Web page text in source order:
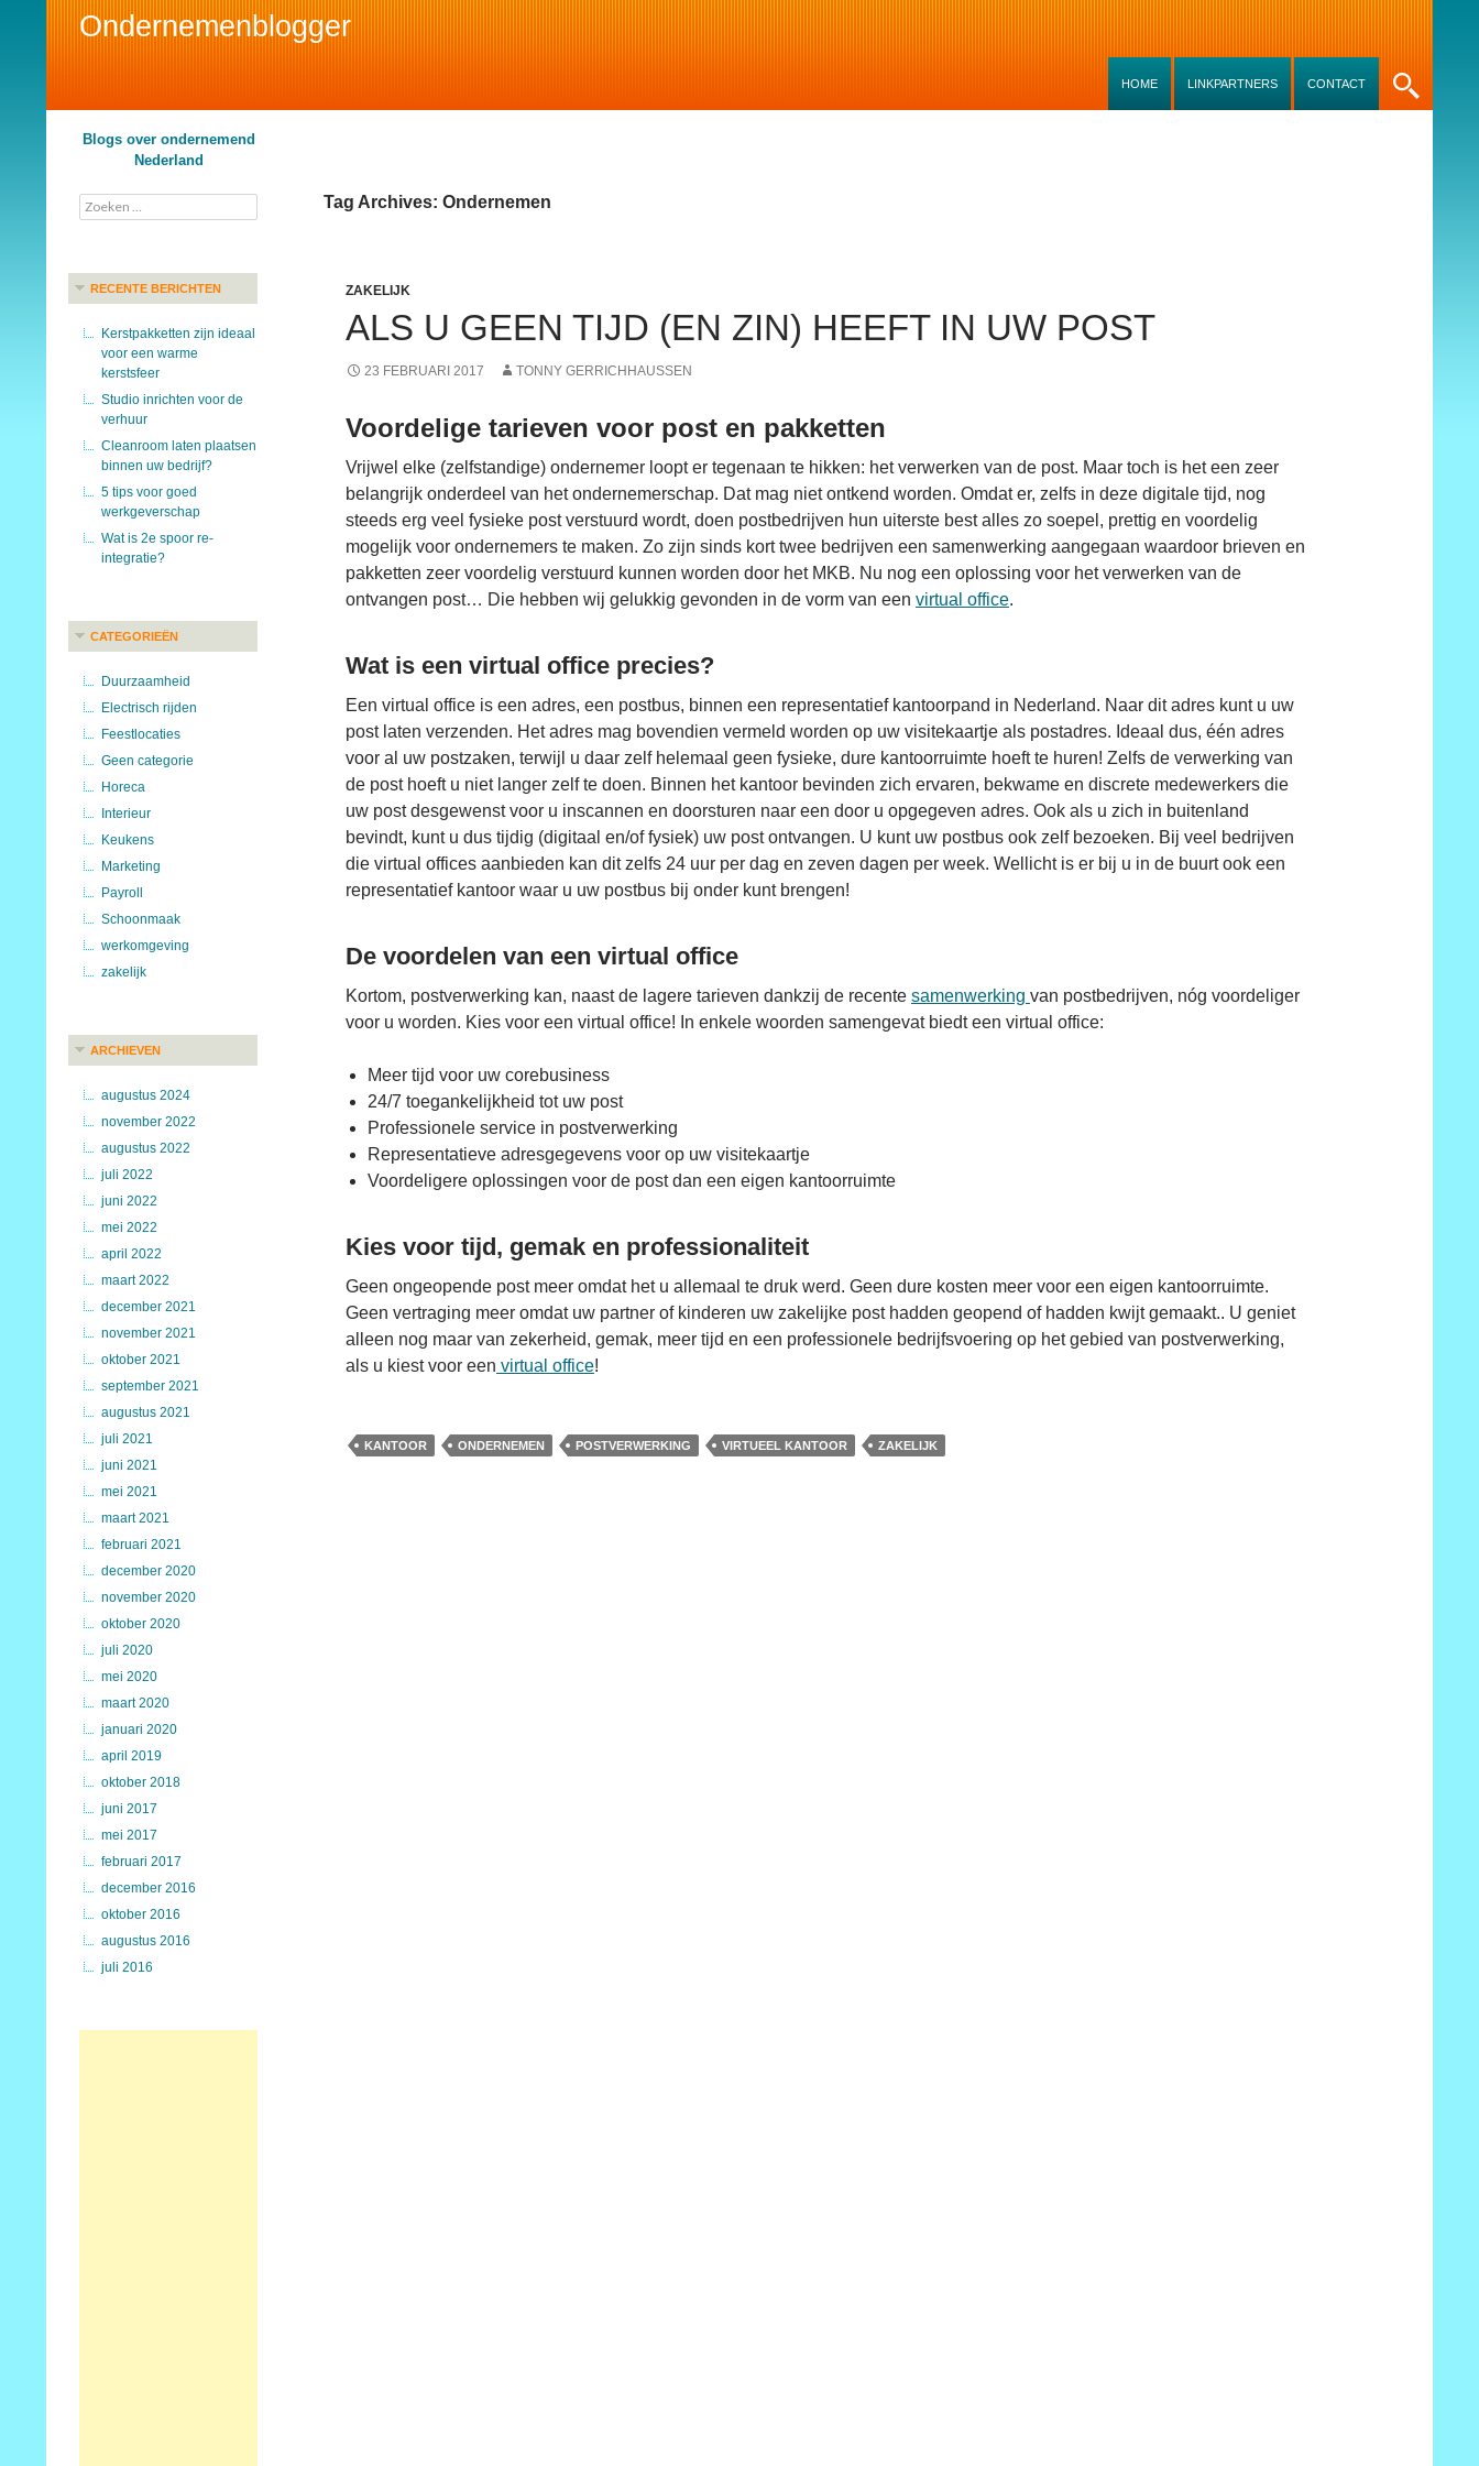
Ondernemenblogger
HOME LINKPARTNERS CONTACT
Tag Archives: Ondernemen
ZAKELIJK
ALS U GEEN TIJD (EN ZIN) HEEFT IN UW POST
23 FEBRUARI 2017 TONNY GERRICHHAUSSEN
Voordelige tarieven voor post en pakketten
Vrijwel elke (zelfstandige) ondernemer loopt er tegenaan te hikken: het verwerken van de post. Maar toch is het een zeer
belangrijk onderdeel van het ondernemerschap. Dat mag niet ontkend worden. Omdat er, zelfs in deze digitale tijd, nog
steeds erg veel fysieke post verstuurd wordt, doen postbedrijven hun uiterste best alles zo soepel, prettig en voordelig
mogelijk voor ondernemers te maken. Zo zijn sinds kort twee bedrijven een samenwerking aangegaan waardoor brieven en
pakketten zeer voordelig verstuurd kunnen worden door het MKB. Nu nog een oplossing voor het verwerken van de
ontvangen post… Die hebben wij gelukkig gevonden in de vorm van een virtual office.
Wat is een virtual office precies?
Een virtual office is een adres, een postbus, binnen een representatief kantoorpand in Nederland. Naar dit adres kunt u uw
post laten verzenden. Het adres mag bovendien vermeld worden op uw visitekaartje als postadres. Ideaal dus, één adres
voor al uw postzaken, terwijl u daar zelf helemaal geen fysieke, dure kantoorruimte hoeft te huren! Zelfs de verwerking van
de post hoeft u niet langer zelf te doen. Binnen het kantoor bevinden zich ervaren, bekwame en discrete medewerkers die
uw post desgewenst voor u inscannen en doorsturen naar een door u opgegeven adres. Ook als u zich in buitenland
bevindt, kunt u dus tijdig (digitaal en/of fysiek) uw post ontvangen. U kunt uw postbus ook zelf bezoeken. Bij veel bedrijven
die virtual offices aanbieden kan dit zelfs 24 uur per dag en zeven dagen per week. Wellicht is er bij u in de buurt ook een
representatief kantoor waar u uw postbus bij onder kunt brengen!
De voordelen van een virtual office
Kortom, postverwerking kan, naast de lagere tarieven dankzij de recente samenwerking van postbedrijven, nóg voordeliger
voor u worden. Kies voor een virtual office! In enkele woorden samengevat biedt een virtual office:
Meer tijd voor uw corebusiness
24/7 toegankelijkheid tot uw post
Professionele service in postverwerking
Representatieve adresgegevens voor op uw visitekaartje
Voordeligere oplossingen voor de post dan een eigen kantoorruimte
Kies voor tijd, gemak en professionaliteit
Geen ongeopende post meer omdat het u allemaal te druk werd. Geen dure kosten meer voor een eigen kantoorruimte.
Geen vertraging meer omdat uw partner of kinderen uw zakelijke post hadden geopend of hadden kwijt gemaakt.. U geniet
alleen nog maar van zekerheid, gemak, meer tijd en een professionele bedrijfsvoering op het gebied van postverwerking,
als u kiest voor een virtual office!
KANTOOR ONDERNEMEN POSTVERWERKING VIRTUEEL KANTOOR ZAKELIJK
Blogs over ondernemend
Nederland
Zoeken
naar:
RECENTE BERICHTEN
Kerstpakketten zijn ideaal
voor een warme
kerstsfeer
Studio inrichten voor de
verhuur
Cleanroom laten plaatsen
binnen uw bedrijf?
5 tips voor goed
werkgeverschap
Wat is 2e spoor re-
integratie?
CATEGORIEËN
Duurzaamheid
Electrisch rijden
Feestlocaties
Geen categorie
Horeca
Interieur
Keukens
Marketing
Payroll
Schoonmaak
werkomgeving
zakelijk
ARCHIEVEN
augustus 2024
november 2022
augustus 2022
juli 2022
juni 2022
mei 2022
april 2022
maart 2022
december 2021
november 2021
oktober 2021
september 2021
augustus 2021
juli 2021
juni 2021
mei 2021
maart 2021
februari 2021
december 2020
november 2020
oktober 2020
juli 2020
mei 2020
maart 2020
januari 2020
april 2019
oktober 2018
juni 2017
mei 2017
februari 2017
december 2016
oktober 2016
augustus 2016
juli 2016